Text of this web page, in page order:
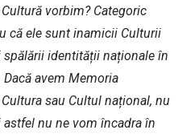
vorbim? Categoric
că ele sunt inamicii Culturii
spălării identității naționale în
avem Memoria
sau Cultul național, nu
nu ne vom încadra în